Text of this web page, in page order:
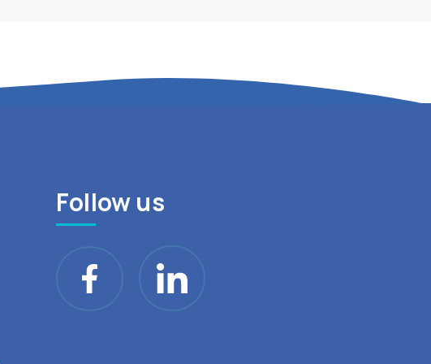
Follow us